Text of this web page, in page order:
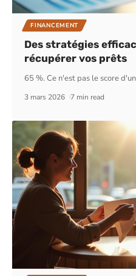
FINANCEMENT
Des stratégies
récupérer vos prêts
65 %. Ce n'est pas le score
3 mars 2026 7 min read